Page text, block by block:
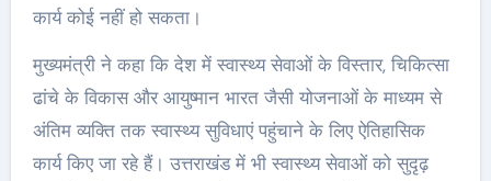
कार्य कोई नहीं हो सकता।
मुख्यमंत्री ने कहा कि देश में स्वास्थ्य सेवाओं के विस्तार, चिकित्सा
ढांचे के विकास और आयुष्मान भारत जैसी योजनाओं के माध्यम से
अंतिम व्यक्ति तक स्वास्थ्य सुविधाएं पहुंचाने के लिए ऐतिहासिक
कार्य किए जा रहे हैं। उत्तराखंड में भी स्वास्थ्य सेवाओं को सुदृढ़